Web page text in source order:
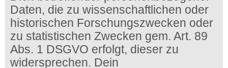
Daten, die zu wissenschaftlichen oder
historischen Forschungszwecken oder
zu statistischen Zwecken gem. Art. 89
Abs. 1 DSGVO erfolgt, dieser zu
widersprechen. Dein